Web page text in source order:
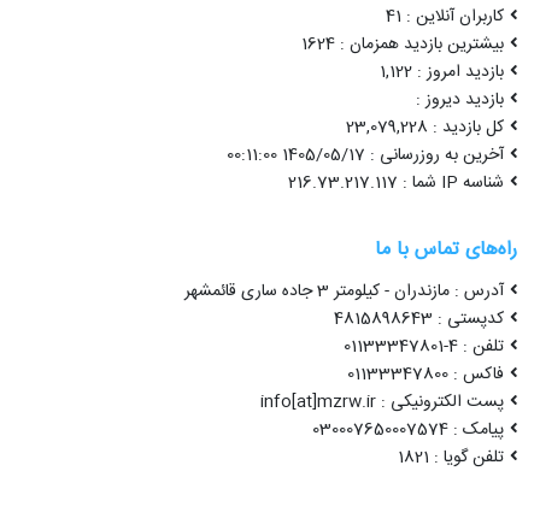
کاربران آنلاین : 41
بیشترین بازدید همزمان : 1624
بازدید امروز : 1,122
بازدید دیروز :
کل بازدید : 23,079,228
آخرین به روزرسانی : 1405/05/17 00:11:00
شناسه IP شما : 216.73.217.117
راه‌های تماس با ما
آدرس : مازندران - کیلومتر 3 جاده ساری قائمشهر
کدپستی : 4815898643
تلفن : 4-01133347801
فاکس : 01133347800
پست الکترونیکی : info[at]mzrw.ir
پیامک : 030007650007574
تلفن گویا : 1821